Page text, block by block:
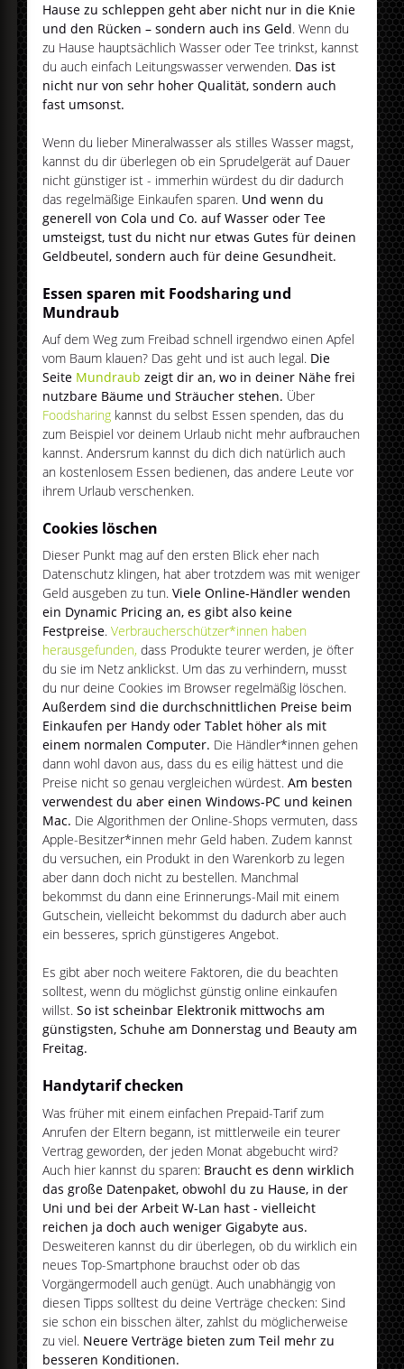
Hause zu schleppen geht aber nicht nur in die Knie
und den Rücken – sondern auch ins Geld. Wenn du
zu Hause hauptsächlich Wasser oder Tee trinkst, kannst
du auch einfach Leitungswasser verwenden. Das ist
nicht nur von sehr hoher Qualität, sondern auch
fast umsonst.
Wenn du lieber Mineralwasser als stilles Wasser magst,
kannst du dir überlegen ob ein Sprudelgerät auf Dauer
nicht günstiger ist - immerhin würdest du dir dadurch
das regelmäßige Einkaufen sparen. Und wenn du
generell von Cola und Co. auf Wasser oder Tee
umsteigst, tust du nicht nur etwas Gutes für deinen
Geldbeutel, sondern auch für deine Gesundheit.
Essen sparen mit Foodsharing und
Mundraub
Auf dem Weg zum Freibad schnell irgendwo einen Apfel
vom Baum klauen? Das geht und ist auch legal. Die
Seite Mundraub zeigt dir an, wo in deiner Nähe frei
nutzbare Bäume und Sträucher stehen. Über
Foodsharing kannst du selbst Essen spenden, das du
zum Beispiel vor deinem Urlaub nicht mehr aufbrauchen
kannst. Andersrum kannst du dich dich natürlich auch
an kostenlosem Essen bedienen, das andere Leute vor
ihrem Urlaub verschenken.
Cookies löschen
Dieser Punkt mag auf den ersten Blick eher nach
Datenschutz klingen, hat aber trotzdem was mit weniger
Geld ausgeben zu tun.Viele Online-Händler wenden
ein Dynamic Pricing an, es gibt also keine
Festpreise.Verbraucherschützer*innen haben
herausgefunden, dass Produkte teurer werden, je öfter
du sie im Netz anklickst. Um das zu verhindern, musst
du nur deine Cookies im Browser regelmäßig löschen.
Außerdem sind die durchschnittlichen Preise beim
Einkaufen per Handy oder Tablet höher als mit
einem normalen Computer. Die Händler*innen gehen
dann wohl davon aus, dass du es eilig hättest und die
Preise nicht so genau vergleichen würdest.Am besten
verwendest du aber einen Windows-PC und keinen
Mac. Die Algorithmen der Online-Shops vermuten, dass
Apple-Besitzer*innen mehr Geld haben. Zudem kannst
du versuchen, ein Produkt in den Warenkorb zu legen
aber dann doch nicht zu bestellen. Manchmal
bekommst du dann eine Erinnerungs-Mail mit einem
Gutschein, vielleicht bekommst du dadurch aber auch
ein besseres, sprich günstigeres Angebot.
Es gibt aber noch weitere Faktoren, die du beachten
solltest, wenn du möglichst günstig online einkaufen
willst.So ist scheinbar Elektronik mittwochs am
günstigsten, Schuhe am Donnerstag und Beauty am
Freitag.
Handytarif checken
Was früher mit einem einfachen Prepaid-Tarif zum
Anrufen der Eltern begann, ist mittlerweile ein teurer
Vertrag geworden, der jeden Monat abgebucht wird?
Auch hier kannst du sparen: Braucht es denn wirklich
das große Datenpaket, obwohl du zu Hause, in der
Uni und bei der Arbeit W-Lan hast - vielleicht
reichen ja doch auch weniger Gigabyte aus.
Desweiteren kannst du dir überlegen, ob du wirklich ein
neues Top-Smartphone brauchst oder ob das
Vorgängermodell auch genügt. Auch unabhängig von
diesen Tipps solltest du deine Verträge checken: Sind
sie schon ein bisschen älter, zahlst du möglicherweise
zu viel. Neuere Verträge bieten zum Teil mehr zu
besseren Konditionen.